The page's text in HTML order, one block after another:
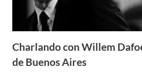
Charlando con Willem
de Buenos Aires